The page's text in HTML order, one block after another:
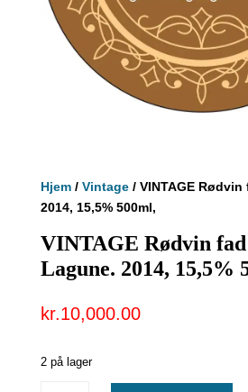
Hjem/ Vintage/ VINTAGE Rødvin
2014, 15,5% 500ml,
VINTAGE Rødvin
Lagune. 2014, 15,5%
kr.10,000.00
2 på lager